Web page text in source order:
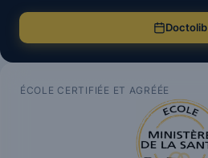
Doctolib
ÉCOLE CERTIFIÉE ET AGRÉÉE